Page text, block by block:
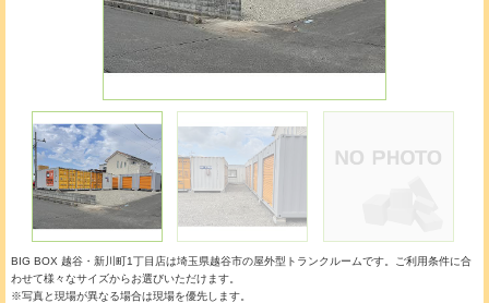
BIG BOX 越谷・新川町1丁目店は埼玉県越谷市の屋外型トランクルームです。ご利用条件に合
わせて様々なサイズからお選びいただけます。
※写真と現場が異なる場合は現場を優先します。